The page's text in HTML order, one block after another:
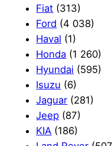
Fiat (313)
Ford (4 038)
Haval (1)
Honda (1 260)
Hyundai (595)
Isuzu (6)
Jaguar (281)
Jeep (87)
KIA (186)